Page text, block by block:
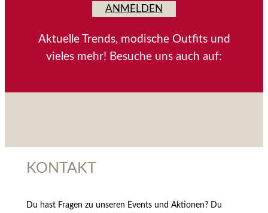
ANMELDEN
Aktuelle Trends, modische Outfits und
vieles mehr! Besuche uns auch auf:
KONTAKT
Du hast Fragen zu unseren Events und Aktionen? Du